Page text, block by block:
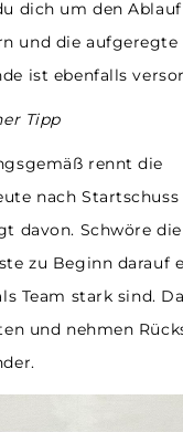
dich um den Ablauf
und die aufgeregte
ist ebenfalls
Tipp
rennt die
nach Startschuss
davon. Schwöre die
zu Beginn darauf
Team stark sind.
und nehmen